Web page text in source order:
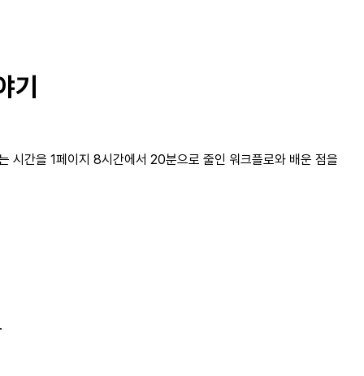
간을 1페이지 8시간에서 20분으로 줄인 워크플로와 배운 점을